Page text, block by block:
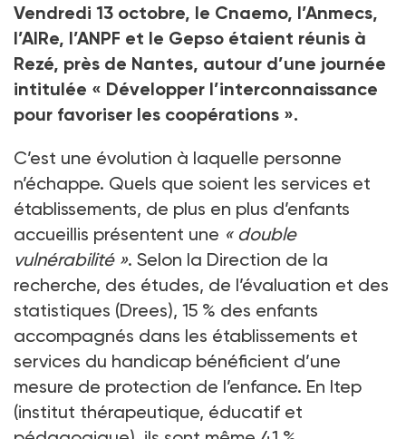
Vendredi 13 octobre, le Cnaemo, l’Anmecs,
l’AIRe, l’ANPF et le Gepso étaient réunis à
Rezé, près de Nantes, autour d’une journée
intitulée « Développer l’interconnaissance
pour favoriser les coopérations ».
C’est une évolution à laquelle personne
n’échappe. Quels que soient les services et
établissements, de plus en plus d’enfants
accueillis présentent une « double
vulnérabilité ». Selon la Direction de la
recherche, des études, de l’évaluation et des
statistiques (Drees), 15 % des enfants
accompagnés dans les établissements et
services du handicap bénéficient d’une
mesure de protection de l’enfance. En Itep
(institut thérapeutique, éducatif et